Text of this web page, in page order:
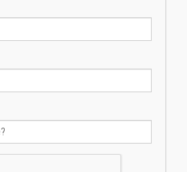
calouros do segundo semestre
Brasília prepara seus